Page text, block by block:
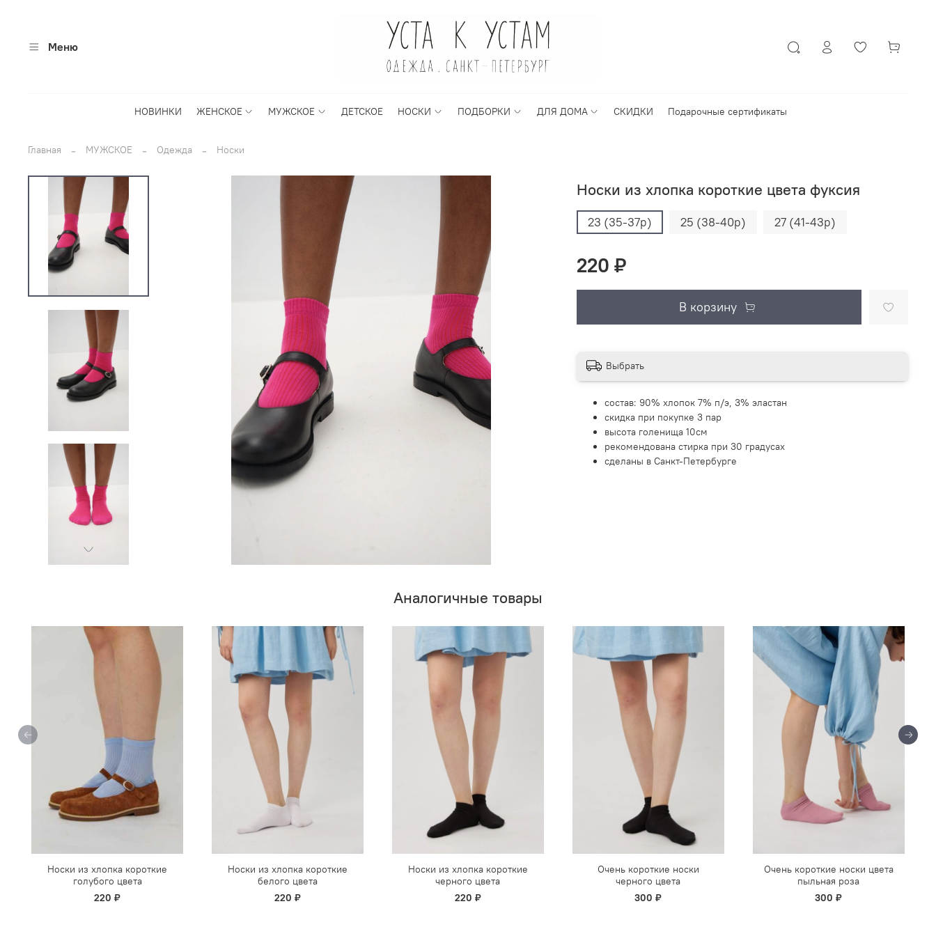
Меню
НОВИНКИ ЖЕНСКОЕ МУЖСКОЕ ДЕТСКОЕ НОСКИ ПОДБОРКИ ДЛЯ ДОМА СКИДКИ Подарочные сертификаты
Главная МУЖСКОЕ Одежда Носки
Носки из хлопка короткие цвета фуксия
23 (35-37р) 25 (38-40р) 27 (41-43р)
220 ₽
В корзину
Выбрать
состав: 90% хлопок 7% п/э, 3% эластан
скидка при покупке 3 пар
высота голенища 10см
рекомендована стирка при 30 градусах
сделаны в Санкт-Петербурге
Аналогичные товары
Носки из хлопка короткие
голубого цвета
220 ₽
Носки из хлопка короткие
белого цвета
220 ₽
Носки из хлопка короткие
черного цвета
220 ₽
Очень короткие носки
черного цвета
300 ₽
Очень короткие носки цвета
пыльная роза
300 ₽